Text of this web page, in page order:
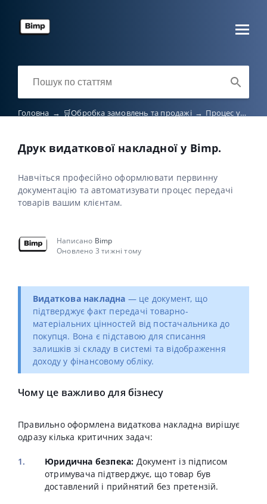
Головна → 🛒Обробка замовлень та продажі → Процес управління замовленнями
Друк видаткової накладної у Bimp.
Навчіться професійно оформлювати первинну
документацію та автоматизувати процес передачі
товарів вашим клієнтам.
Написано Bimp
Оновлено 3 тижні тому
Видаткова накладна — це документ, що
підтверджує факт передачі товарно-
матеріальних цінностей від постачальника до
покупця. Вона є підставою для списання
залишків зі складу в системі та відображення
доходу у фінансовому обліку.
Чому це важливо для бізнесу
Правильно оформлена видаткова накладна вирішує
одразу кілька критичних задач:
Юридична безпека: Документ із підписом
отримувача підтверджує, що товар був
доставлений і прийнятий без претензій.